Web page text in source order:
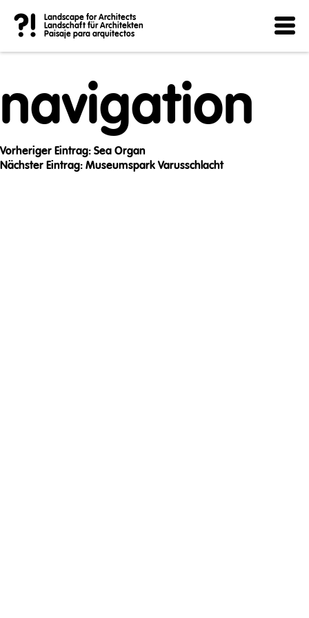
?!
Landscape for Architects
Landschaft für Architekten
Paisaje para arquitectos
Post
navigation
Vorheriger Eintrag: Sea Organ
Nächster Eintrag: Museumspark Varusschlacht